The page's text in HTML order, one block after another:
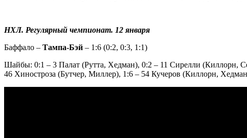
НХЛ. Регулярный чемпионат. 12 января
Баффало – Тампа-Бэй – 1:6 (0:2, 0:3, 1:1)
Шайбы: 0:1 – 3 Палат (Рутта, Хедман), 0:2 – 11 Сирелли (Киллорн,
46 Хиностроза (Бутчер, Миллер), 1:6 – 54 Кучеров (Киллорн,